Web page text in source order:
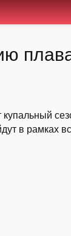
в рамках